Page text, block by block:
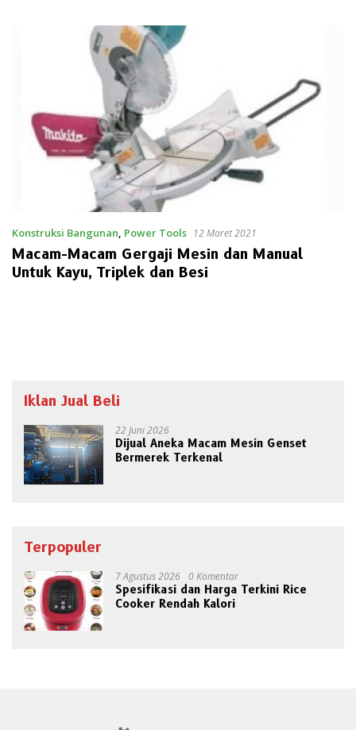
Konstruksi Bangunan, Power Tools 12 Maret 2021
Macam-Macam Gergaji Mesin dan Manual
Untuk Kayu, Triplek dan Besi
Iklan Jual Beli
22 Juni 2026
Dijual Aneka Macam Mesin Genset
Bermerek Terkenal
Terpopuler
7 Agustus 2026 0 Komentar
Spesifikasi dan Harga Terkini Rice
Cooker Rendah Kalori